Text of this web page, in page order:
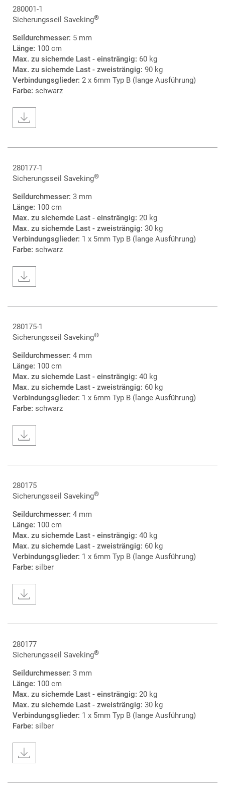
280001-1
Sicherungsseil Saveking®
Seildurchmesser: 5 mm
Länge: 100 cm
Max. zu sichernde Last - einsträngig: 60 kg
Max. zu sichernde Last - zweisträngig: 90 kg
Verbindungsglieder: 2 x 6mm Typ B (lange Ausführung)
Farbe: schwarz
280177-1
Sicherungsseil Saveking®
Seildurchmesser: 3 mm
Länge: 100 cm
Max. zu sichernde Last - einsträngig: 20 kg
Max. zu sichernde Last - zweisträngig: 30 kg
Verbindungsglieder: 1 x 5mm Typ B (lange Ausführung)
Farbe: schwarz
280175-1
Sicherungsseil Saveking®
Seildurchmesser: 4 mm
Länge: 100 cm
Max. zu sichernde Last - einsträngig: 40 kg
Max. zu sichernde Last - zweisträngig: 60 kg
Verbindungsglieder: 1 x 6mm Typ B (lange Ausführung)
Farbe: schwarz
280175
Sicherungsseil Saveking®
Seildurchmesser: 4 mm
Länge: 100 cm
Max. zu sichernde Last - einsträngig: 40 kg
Max. zu sichernde Last - zweisträngig: 60 kg
Verbindungsglieder: 1 x 6mm Typ B (lange Ausführung)
Farbe: silber
280177
Sicherungsseil Saveking®
Seildurchmesser: 3 mm
Länge: 100 cm
Max. zu sichernde Last - einsträngig: 20 kg
Max. zu sichernde Last - zweisträngig: 30 kg
Verbindungsglieder: 1 x 5mm Typ B (lange Ausführung)
Farbe: silber